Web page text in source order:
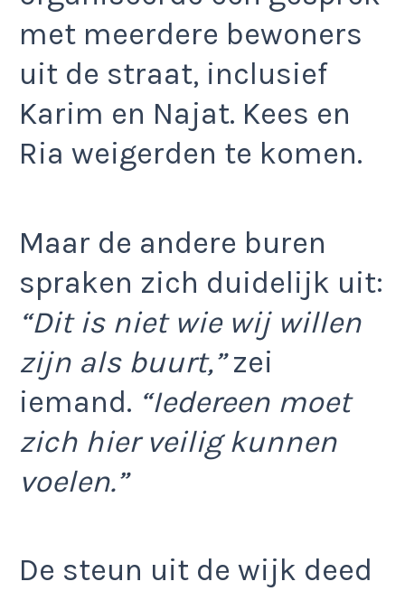
met meerdere bewoners
uit de straat, inclusief
Karim en Najat. Kees en
Ria weigerden te komen.
Maar de andere buren
spraken zich duidelijk uit:
“Dit is niet wie wij willen
zijn als buurt,”zei
iemand. “Iedereen moet
zich hier veilig kunnen
voelen.”
De steun uit de wijk deed